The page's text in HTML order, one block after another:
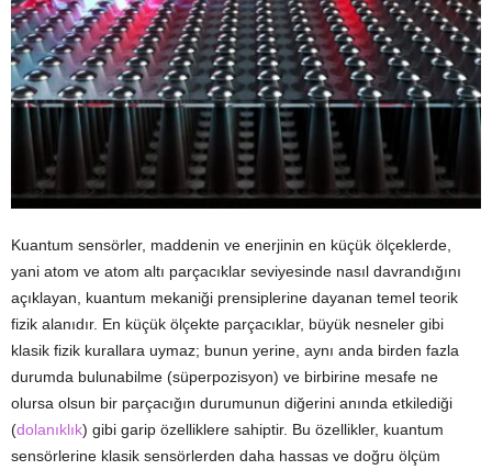
Kuantum sensörler, maddenin ve enerjinin en küçük ölçeklerde,
yani atom ve atom altı parçacıklar seviyesinde nasıl davrandığını
açıklayan, kuantum mekaniği prensiplerine dayanan temel teorik
fizik alanıdır. En küçük ölçekte parçacıklar, büyük nesneler gibi
klasik fizik kurallara uymaz; bunun yerine, aynı anda birden fazla
durumda bulunabilme (süperpozisyon) ve birbirine mesafe ne
olursa olsun bir parçacığın durumunun diğerini anında etkilediği
(dolanıklık) gibi garip özelliklere sahiptir. Bu özellikler, kuantum
sensörlerine klasik sensörlerden daha hassas ve doğru ölçüm